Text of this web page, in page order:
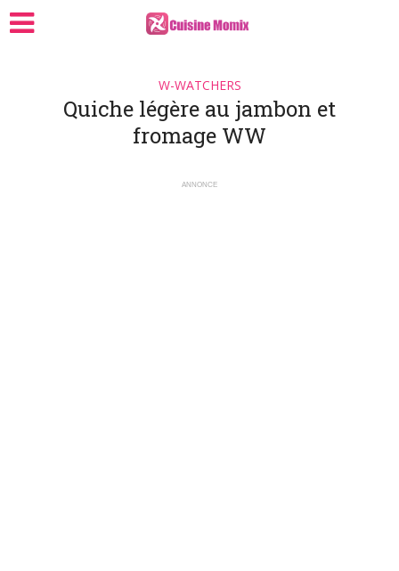
W-WATCHERS
Quiche légère au jambon et
fromage WW
ANNONCE